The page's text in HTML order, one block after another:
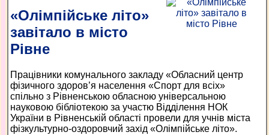
«Олімпійське літо»
завітало в місто
Рівне
Працівники комунального закладу «Обласний центр
фізичного здоров’я населення «Спорт для всіх»
спільно з Рівненською обласною універсальною
науковою бібліотекою за участю Відділення НОК
України в Рівненській області провели для учнів міста
фізкультурно-оздоровчий захід «Олімпійське літо».